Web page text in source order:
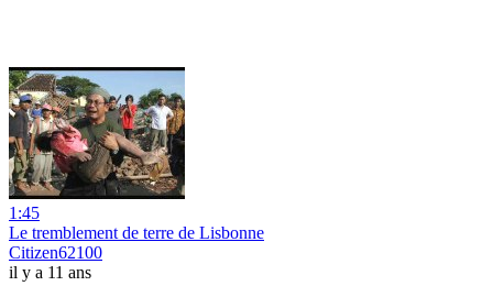
1:45
Le tremblement de terre de Lisbonne
Citizen62100
il y a 11 ans